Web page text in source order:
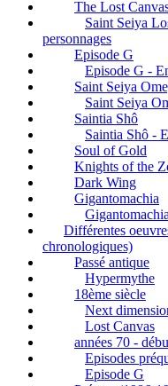
The Lost
Saint Seiya
personnages
Episode G
Episode G -
Saint Seiya
Saint Seiya
Saintia Shô
Saintia Shô -
Soul of Gold
Knights of the
Dark Wing
Gigantomachia
Différentes
chronologiques)
Passé antique
Hypermythe
18ème siècle
Next
Lost Canvas
années 70 -
Episodes
Episode G